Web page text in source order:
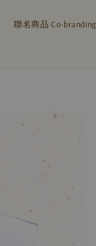
聯名商品 Co-branding